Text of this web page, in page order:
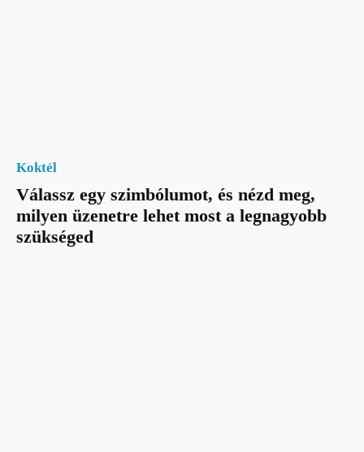
Koktél
Válassz egy szimbólumot, és nézd meg,
milyen üzenetre lehet most a legnagyobb
szükséged